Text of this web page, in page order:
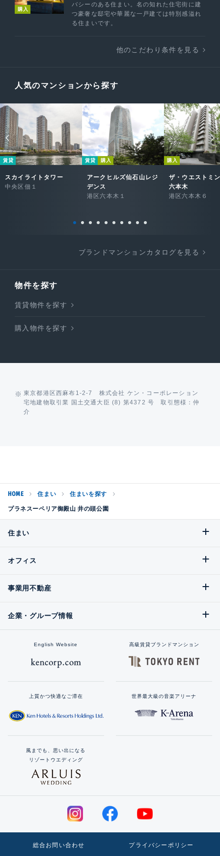
購入
バシーのある住まい。名の知れた住宅街に建
つ豪奢な邸宅や華麗な一戸建ては特別感溢れ
る住まいです。
他のこだわり条件を見る
人気のマンションから探す
賃貸
スカイライトタワー
中央区佃１
賃貸 購入
アークヒルズ仙石山レジ
デンス
港区六本木１
購入
ザ・ウエストミ
六本木
港区六本木６
ブランドマンションカタログを見る
物件を探す
賃貸物件を探す
購入物件を探す
東京都港区西麻布1-2-7 株式会社 ケン・コーポレーション
宅地建物取引業 国土交通大臣 (8) 第4372 号 取引態様：仲
介
HOME 住まい 住まいを探す
プラネスーペリア御殿山 井の頭公園
住まい
オフィス
事業用不動産
企業・グループ情報
English Website 高級賃貸ブランドマンション
上質かつ快適なご滞在 世界最大級の音楽アリーナ
風までも、思い出になる
リゾートウエディング
総合お問い合わせ プライバシーポリシー